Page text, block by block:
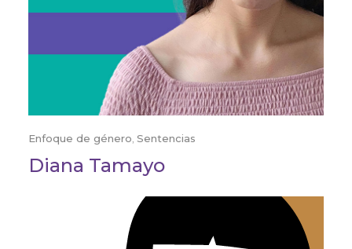
Enfoque de género ,Sentencias
Diana Tamayo